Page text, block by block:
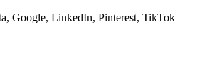
Google, LinkedIn, Pinterest, TikTok